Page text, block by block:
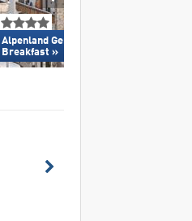
Alpenland Gerlos – Hotel &
Breakfast »